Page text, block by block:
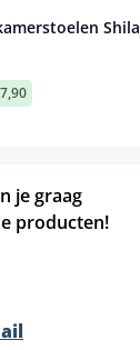
Shila
je graag
producten!